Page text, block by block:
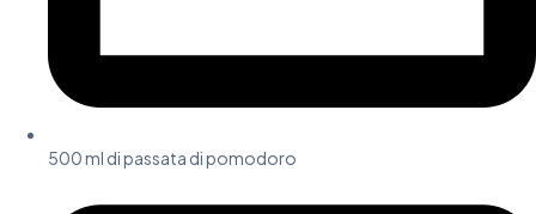
500 ml di passata di pomodoro